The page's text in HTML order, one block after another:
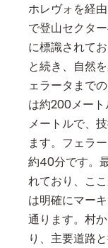
ホレヴォを経
で登山セクタ
に標識されて
と続き、自然
ェラータまで
は約200メー
メートルで、
ます。フェラ
約40分です。
れており、こ
は明確にマー
通ります。村
り、主要道路